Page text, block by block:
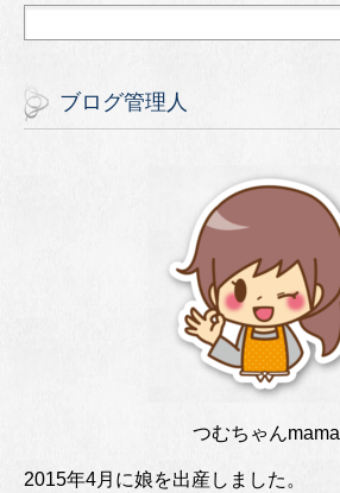
ブログ管理人
つむちゃんmama
2015年4月に娘を出産しました。